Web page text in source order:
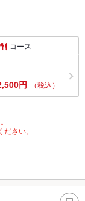
コース
円 （税込）
さい。